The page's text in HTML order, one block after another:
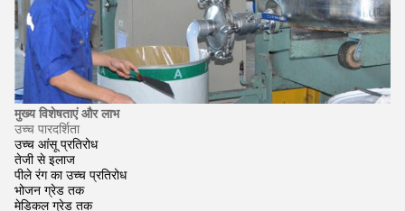
मुख्य विशेषताएं और लाभ
उच्च पारदर्शिता
उच्च आंसू प्रतिरोध
तेजी से इलाज
पीले रंग का उच्च प्रतिरोध
भोजन ग्रेड तक
मेडिकल ग्रेड तक